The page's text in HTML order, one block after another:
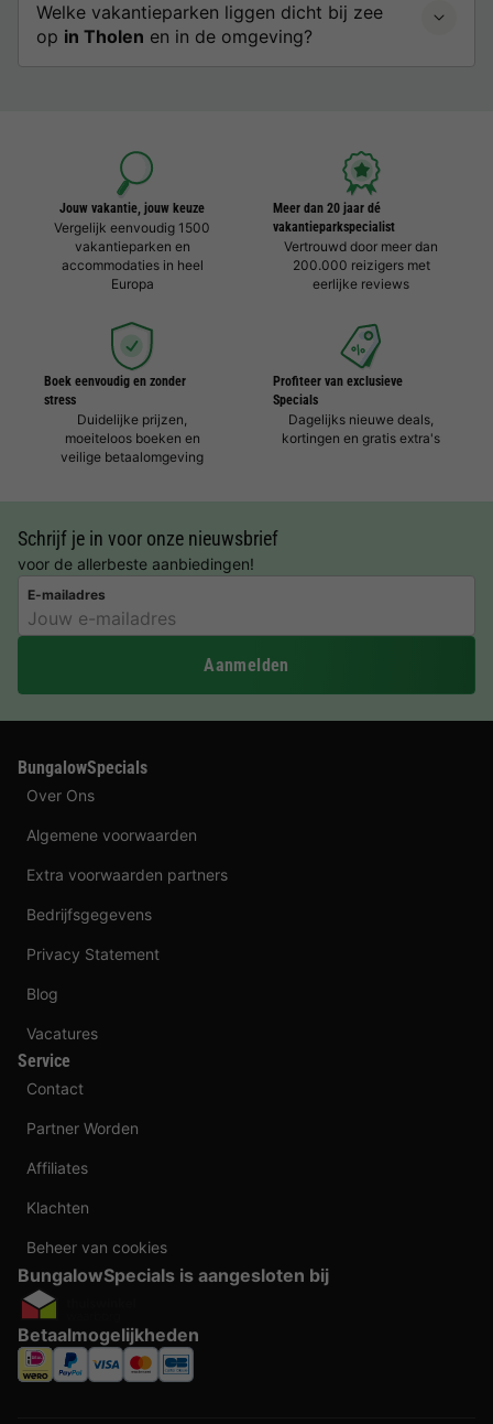
Welke vakantieparken liggen dicht bij zee
op in Tholen en in de omgeving?
Jouw vakantie, jouw keuze
Vergelijk eenvoudig 1500
vakantieparken en
accommodaties in heel
Europa
Meer dan 20 jaar dé
vakantieparkspecialist
Vertrouwd door meer dan
200.000 reizigers met
eerlijke reviews
Boek eenvoudig en zonder
stress
Duidelijke prijzen,
moeiteloos boeken en
veilige betaalomgeving
Profiteer van exclusieve
Specials
Dagelijks nieuwe deals,
kortingen en gratis extra's
Schrijf je in voor onze nieuwsbrief
voor de allerbeste aanbiedingen!
E-mailadres
Aanmelden
BungalowSpecials
Over Ons
Algemene voorwaarden
Extra voorwaarden partners
Bedrijfsgegevens
Privacy Statement
Blog
Vacatures
Service
Contact
Partner Worden
Affiliates
Klachten
Beheer van cookies
BungalowSpecials is aangesloten bij
Betaalmogelijkheden